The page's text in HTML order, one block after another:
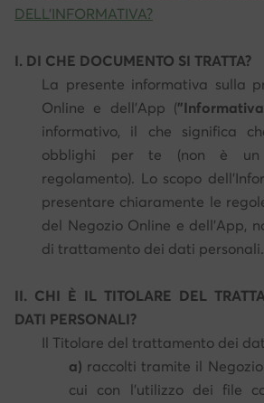
DELL'INFORMATIVA?
I. DI CHE DOCUMENTO SI TRATTA?
La presente informativa sulla
Online e dell'App (
informativo, il che significa
obblighi per te (non è
regolamento). Lo scopo
presentare chiaramente le
del Negozio Online e dell'App,
di trattamento dei dati personali.
II. CHI È IL TITOLARE DEL
DATI PERSONALI?
Il Titolare del trattamento dei
a) raccolti tramite il
cui con l’utilizzo dei file